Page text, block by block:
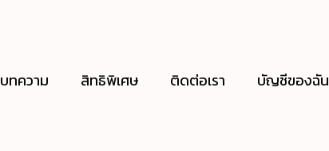
บทความ สิทธิพิเศษ ติดต่อเรา บัญชีของฉัน